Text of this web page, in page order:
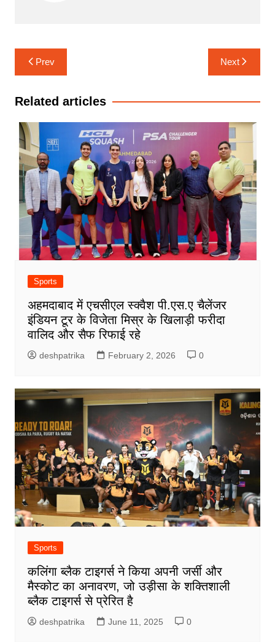
Post
navigation
Prev Next
Related articles
Sports
अहमदाबाद में एचसीएल स्क्वैश पी.एस.ए चैलेंजर
इंडियन टूर के विजेता मिस्र के खिलाड़ी फरीदा
वालिद और सैफ रिफाई रहे
deshpatrika February 2, 2026 0
Sports
कलिंगा ब्लैक टाइगर्स ने किया अपनी जर्सी और
मैस्कोट का अनावरण, जो उड़ीसा के शक्तिशाली
ब्लैक टाइगर्स से प्रेरित है
deshpatrika June 11, 2025 0